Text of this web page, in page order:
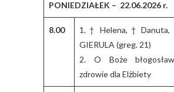
PONIEDZIAŁEK – 22.06.2026 r.
8.00
1. † Helena, † Danuta,
GIERULA (greg. 21)
2. O Boże
zdrowie dla Elżbiety